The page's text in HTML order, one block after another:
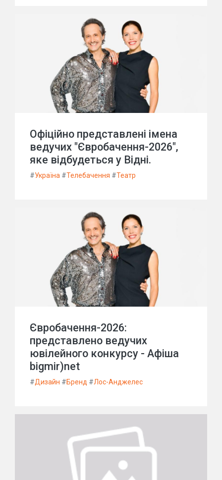
Офіційно представлені імена
ведучих "Євробачення-2026",
яке відбудеться у Відні.
#Україна #Телебачення #Театр
Євробачення-2026:
представлено ведучих
ювілейного конкурсу - Афіша
bigmir)net
#Дизайн #Бренд #Лос-Анджелес